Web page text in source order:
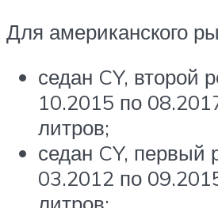
Для американского
седан CY, второй
10.2015 по
литров;
седан CY, первый
03.2012 по